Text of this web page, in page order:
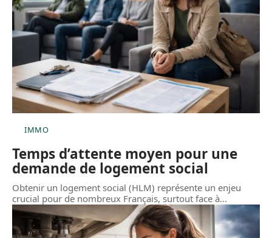
IMMO
Temps d’attente moyen pour une
demande de logement social
Obtenir un logement social (HLM) représente un enjeu
crucial pour de nombreux Français, surtout face à…